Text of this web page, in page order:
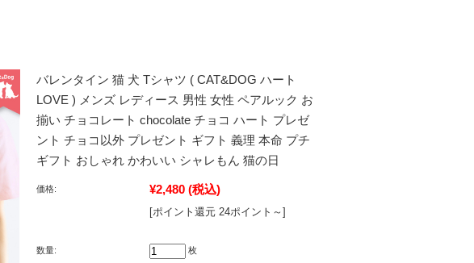
バレンタイン 猫 犬 Tシャツ ( CAT&DOG ハート
LOVE ) メンズ レディース 男性 女性 ペアルック お
揃い チョコレート chocolate チョコ ハート プレゼ
ント チョコ以外 プレゼント ギフト 義理 本命 プチ
ギフト おしゃれ かわいい シャレもん 猫の日
価格: ¥2,480 (税込)
[ポイント還元 24ポイント～]
数量: 枚